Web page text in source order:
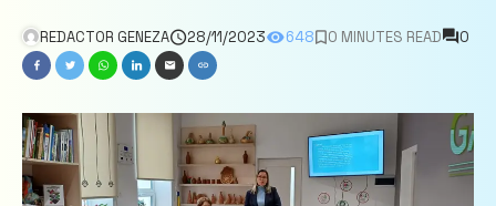
REDACTOR GENEZA 28/11/2023 648 0 MINUTES READ 0